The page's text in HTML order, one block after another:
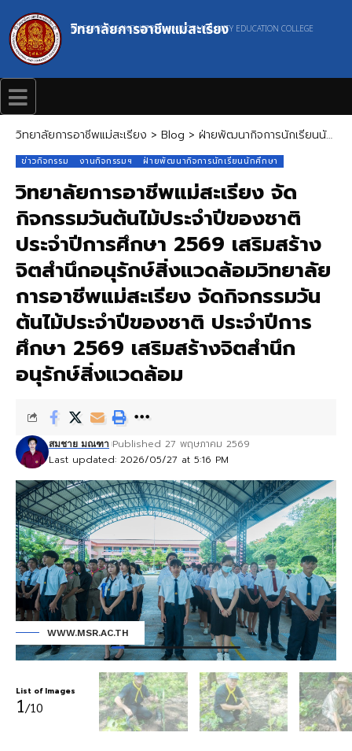
วิทยาลัยการอาชีพแม่สะเรียง
MAESARIANG INDUSTRIAL AND COMMUNITY EDUCATION COLLEGE
วิทยาลัยการอาชีพแม่สะเรียง > Blog > ฝ่ายพัฒนากิจการนักเรียนนักศึกษา
ข่าวกิจกรรม งานกิจกรรมฯ ฝ่ายพัฒนากิจการนักเรียนนักศึกษา
วิทยาลัยการอาชีพแม่สะเรียง จัด
กิจกรรมวันต้นไม้ประจำปีของชาติ
ประจำปีการศึกษา 2569 เสริมสร้าง
จิตสำนึกอนุรักษ์สิ่งแวดล้อมวิทยาลัย
การอาชีพแม่สะเรียง จัดกิจกรรมวัน
ต้นไม้ประจำปีของชาติ ประจำปีการ
ศึกษา 2569 เสริมสร้างจิตสำนึก
อนุรักษ์สิ่งแวดล้อม
Last updated: 2026/05/27 at 5:16 PM
สมชาย มณฑา Published 27 พฤษภาคม 2569
WWW.MSR.AC.TH
List of Images
1/10